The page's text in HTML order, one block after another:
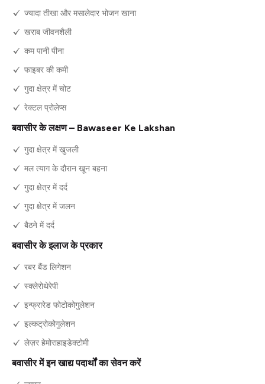
ज्यादा तीखा और मसालेदार भोजन खाना
खराब जीवनशैली
कम पानी पीना
फाइबर की कमी
गुदा क्षेत्र में चोट
रेक्टल प्रोलेप्स
बवासीर के लक्षण – Bawaseer Ke Lakshan
गुदा क्षेत्र में खुजली
मल त्याग के दौरान खून बहना
गुदा क्षेत्र में दर्द
गुदा क्षेत्र में जलन
बैठने में दर्द
बवासीर के इलाज के प्रकार
रबर बैंड लिगेशन
स्क्लेरोथेरेपी
इन्फ्रारेड फोटोकोगुलेशन
इल्कट्रोकोगुलेशन
लेज़र हेमोराहाइडेक्टोमी
बवासीर में इन खाद्य पदार्थों का सेवन करें